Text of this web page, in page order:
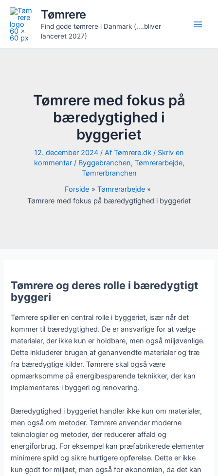
indholdet
Tømrere
Find gode tømrere i Danmark (....bliver
lanceret 2027)
Tømrere med fokus på
bæredygtighed i
byggeriet
12. december 2024 / Af Tømrere.dk / Skriv en
kommentar / Byggebranchen, Tømrerarbejde,
Tømrerbranchen
Forside
Tømrerarbejde
Tømrere med fokus på bæredygtighed i byggeriet
Tømrere og deres rolle i bæredygtigt
byggeri
Tømrere spiller en central rolle i byggeriet, især når det
kommer til bæredygtighed. De er ansvarlige for at vælge
materialer, der ikke kun er holdbare, men også miljøvenlige.
Dette inkluderer brugen af genanvendte materialer og træ
fra bæredygtige kilder. Tømrere skal også være
opmærksomme på energibesparende teknikker, der kan
implementeres i byggeri og renovering.
Bæredygtighed i byggeriet handler ikke kun om materialer,
men også om metoder. Tømrere anvender moderne
teknologier og metoder, der reducerer affald og
energiforbrug. For eksempel kan præfabrikerede elementer
minimere spild og sikre hurtigere opførelse. Dette er ikke
kun godt for miljøet, men også for økonomien, da det kan